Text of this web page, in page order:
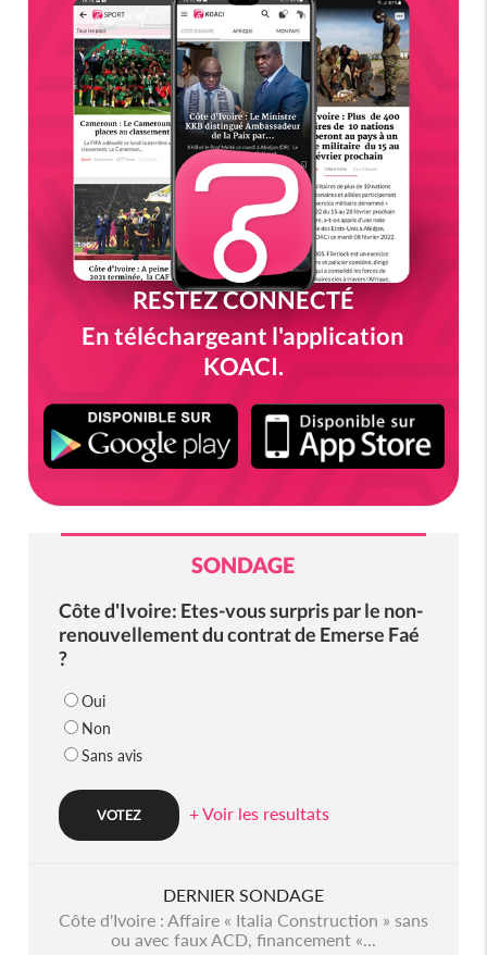
RESTEZ CONNECTÉ
En téléchargeant l'application
KOACI.
SONDAGE
Côte d'Ivoire: Etes-vous surpris par le non-
renouvellement du contrat de Emerse Faé
?
Oui
Non
Sans avis
+ Voir les resultats
DERNIER SONDAGE
Côte d'Ivoire : Affaire « Italia Construction » sans
ou avec faux ACD, financement «...